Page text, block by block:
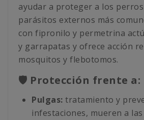
ayudar a proteger a los
parásitos externos más
con fipronilo y permetrina
y garrapatas y ofrece acción
mosquitos y flebotomos.
🛡️ Protección frente a:
Pulgas: tratamiento y
infestaciones, mueren a